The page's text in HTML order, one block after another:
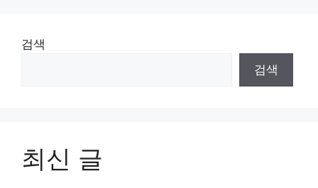
검색
검색
최신 글